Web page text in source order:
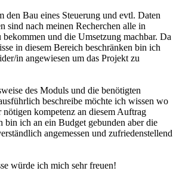
den Bau eines Steuerung und evtl. Daten
sind nach meinen Recherchen alle in
und die Umsetzung machbar. Da
in diesem Bereich beschränken bin ich
in angewiesen um das Projekt zu
des Moduls und die benötigten
beschreibe möchte ich wissen wo
nötigen kompetenz an diesem Auftrag
bin ich an ein Budget gebunden aber die
angemessen und zufriedenstellend
würde ich mich sehr freuen!